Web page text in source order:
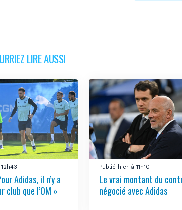
LIRE AUSSI
Adidas, il n’y a
club que l’OM »
Publié hier à 11h10
Le vrai montant du
négocié avec Adidas